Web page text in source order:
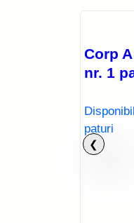
Corp
nr. 1
paturi